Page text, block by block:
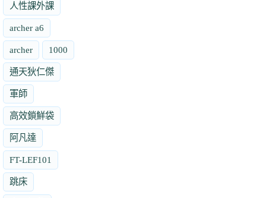
人性課外課
archer a6
archer 1000
通天狄仁傑
軍師
高效鎖鮮袋
阿凡達
FT-LEF101
跳床